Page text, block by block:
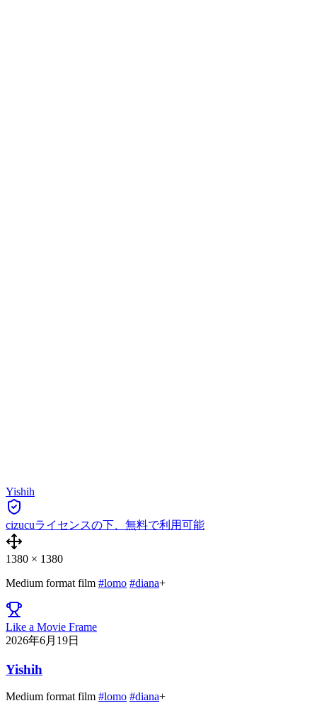
Yishih
cizucuライセンスの下、無料で利用可能
1380 × 1380
Medium format film #lomo #diana+
Like a Movie Frame
2026年6月19日
Yishih
Medium format film #lomo #diana+